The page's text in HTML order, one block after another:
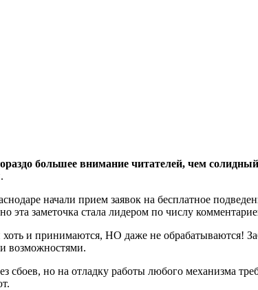
большее внимание читателей, чем
.
начали прием заявок на бесплатное
заметочка стала лидером по числу
хоть и принимаются, НО даже не обрабатываются!
возможностями.
сбоев, но на отладку работы любого механизма